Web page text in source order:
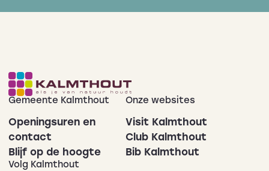
Gemeente Kalmthout
Openingsuren en
contact
Blijf op de hoogte
Onze websites
Visit Kalmthout
Club Kalmthout
Bib Kalmthout
Volg Kalmthout